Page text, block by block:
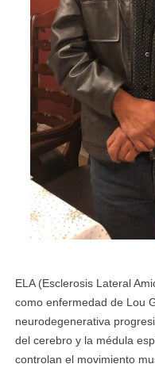
ELA (Esclerosis Lateral
como enfermedad de Lou
neurodegenerativa
del cerebro y la médula
controlan el movimiento